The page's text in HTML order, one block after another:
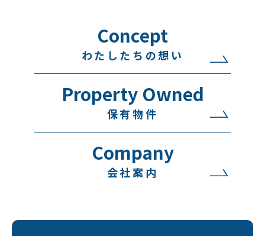
Concept
わたしたちの想い
Property Owned
保有物件
Company
会社案内